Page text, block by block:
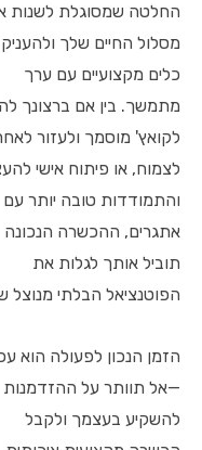
החלטה שמסוגלת לשנות
מסלול החיים שלך
כלים מקצועיים עם ערך
מתמשך. בין אם ברצונך
לקואץ' מוסמך ולעזור
לצמוח, או פיתוח אישי
והתמודדות טובה יותר עם
אתגרים, ההכשרה הנכונה
תוביל אותך לגלות את
הפוטנציאל הבלתי מנוצל
הזמן הנכון לפעולה הוא
—אל תוותר על ההזדמנות
להשקיע בעצמך ולקבל